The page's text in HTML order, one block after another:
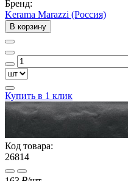
Бренд:
Kerama Marazzi (Россия)
В корзину
Купить в 1 клик
Код товара:
26814